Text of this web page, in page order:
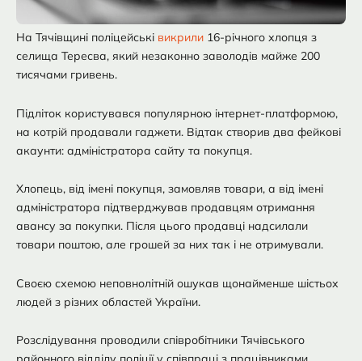
На Тячівщині поліцейські викрили 16-річного хлопця з
селища Тересва, який незаконно заволодів майже 200
тисячами гривень.
Підліток користувався популярною інтернет-платформою,
на котрій продавали гаджети. Відтак створив два фейкові
акаунти: адміністратора сайту та покупця.
Хлопець, від імені покупця, замовляв товари, а від імені
адміністратора підтверджував продавцям отримання
авансу за покупки. Після цього продавці надсилали
товари поштою, але грошей за них так і не отримували.
Своєю схемою неповнолітній ошукав щонайменше шістьох
людей з різних областей України.
Розслідування проводили співробітники Тячівського